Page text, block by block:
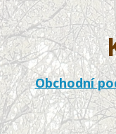
Obchodní